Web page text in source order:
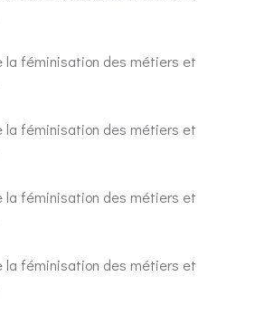
la féminisation des métiers et
la féminisation des métiers et
la féminisation des métiers et
la féminisation des métiers et